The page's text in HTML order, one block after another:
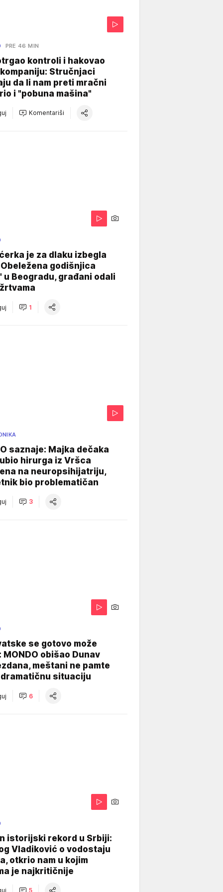
PRE 46 MIN
kontroli i hakovao
Stručnjaci
da li nam preti mračni
i "pobuna mašina"
Komentariši
je za dlaku izbegla
godišnjica
u Beogradu, građani odali
1
saznaje: Majka dečaka
hirurga iz Vršca
na neuropsihijatriju,
bio problematičan
3
se gotovo može
MONDO obišao Dunav
meštani ne pamte
situaciju
6
istorijski rekord u Srbiji:
Vladiković o vodostaju
otkrio nam u kojim
je najkritičnije
5